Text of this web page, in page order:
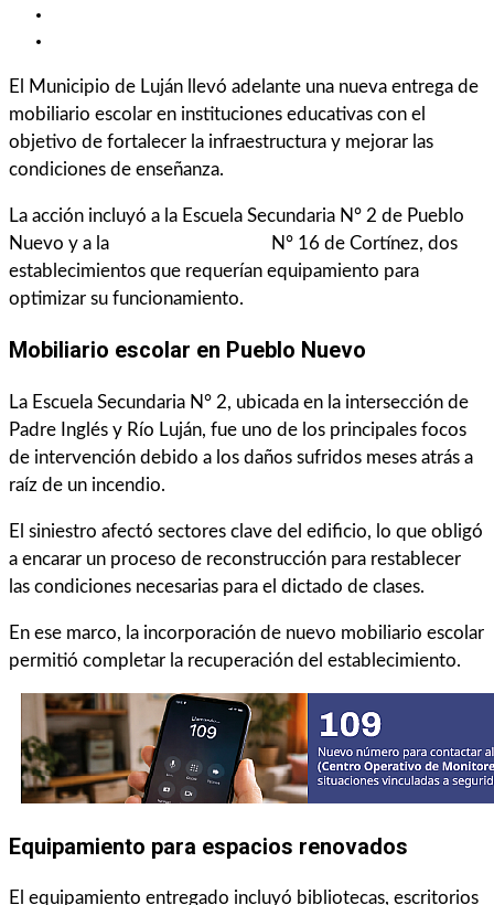
El Municipio de Luján llevó adelante una nueva entrega de
mobiliario escolar en instituciones educativas con el
objetivo de fortalecer la infraestructura y mejorar las
condiciones de enseñanza.
La acción incluyó a la Escuela Secundaria N° 2 de Pueblo
Nuevo y a la
N° 16 de Cortínez, dos
establecimientos que requerían equipamiento para
optimizar su funcionamiento.
Mobiliario escolar en Pueblo Nuevo
La Escuela Secundaria N° 2, ubicada en la intersección de
Padre Inglés y Río Luján, fue uno de los principales focos
de intervención debido a los daños sufridos meses atrás a
raíz de un incendio.
El siniestro afectó sectores clave del edificio, lo que obligó
a encarar un proceso de reconstrucción para restablecer
las condiciones necesarias para el dictado de clases.
En ese marco, la incorporación de nuevo mobiliario escolar
permitió completar la recuperación del establecimiento.
Equipamiento para espacios renovados
El equipamiento entregado incluyó bibliotecas, escritorios